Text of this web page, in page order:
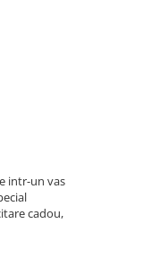
intr-un vas
cadou,